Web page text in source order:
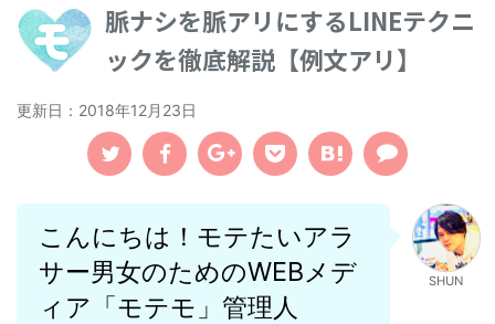
脈ナシを脈アリにするLINEテクニ
ックを徹底解説【例文アリ】
更新日： 2018年12月23日
こんにちは！モテたいアラ
サー男女のためのWEBメデ
ィア「モテモ」管理人
SHUN